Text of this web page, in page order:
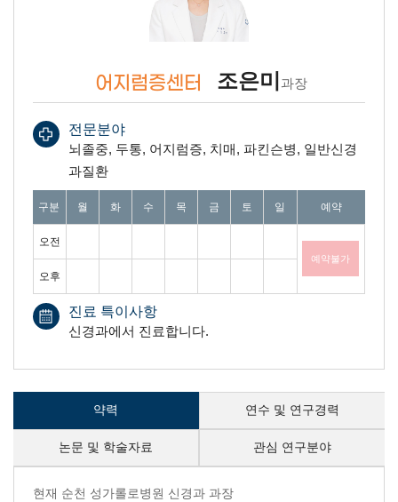
어지럼증센터 조은미 과장
전문분야
뇌졸중, 두통, 어지럼증, 치매, 파킨슨병, 일반신경
과질환
구분
월 화 수 목 금 토 일 예약
오전
예약불가
오후
진료 특이사항
신경과에서 진료합니다.
약력 연수 및 연구경력
논문 및 학술자료
관심 연구분야
현재 순천 성가롤로병원 신경과 과장